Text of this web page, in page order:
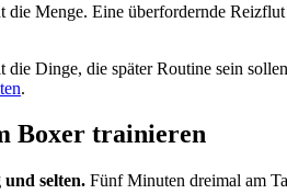
Menge. Eine überfordernde
die Dinge, die später Routine sein
.
Boxer trainieren
selten. Fünf Minuten dreimal am